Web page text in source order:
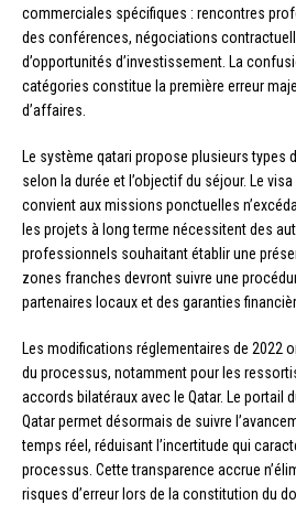
commerciales spécifiques : rencontres
des conférences, négociations
d’opportunités d’investissement. La
catégories constitue la première erreur
d’affaires.
Le système qatari propose plusieurs types
selon la durée et l’objectif du séjour. Le
convient aux missions ponctuelles
les projets à long terme nécessitent des
professionnels souhaitant établir une
zones franches devront suivre une
partenaires locaux et des garanties
Les modifications réglementaires de 2022
du processus, notamment pour les
accords bilatéraux avec le Qatar. Le portail
Qatar permet désormais de suivre
temps réel, réduisant l’incertitude qui
processus. Cette transparence accrue
risques d’erreur lors de la constitution du